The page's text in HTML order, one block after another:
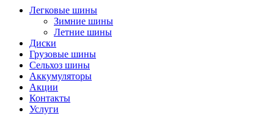
Легковые шины
Зимние шины
Летние шины
Диски
Грузовые шины
Сельхоз шины
Аккумуляторы
Акции
Контакты
Услуги